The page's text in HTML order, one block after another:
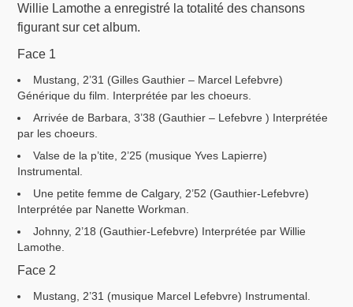
Willie Lamothe a enregistré la totalité des chansons
figurant sur cet album.
Face 1
Mustang, 2’31 (Gilles Gauthier – Marcel Lefebvre)
Générique du film. Interprétée par les choeurs.
Arrivée de Barbara, 3’38 (Gauthier – Lefebvre ) Interprétée
par les choeurs.
Valse de la p’tite, 2’25 (musique Yves Lapierre)
Instrumental.
Une petite femme de Calgary, 2’52 (Gauthier-Lefebvre)
Interprétée par Nanette Workman.
Johnny, 2’18 (Gauthier-Lefebvre) Interprétée par Willie
Lamothe.
Face 2
Mustang, 2’31 (musique Marcel Lefebvre) Instrumental.